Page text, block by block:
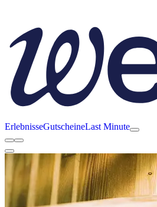
ErlebnisseGutscheineLast Minute